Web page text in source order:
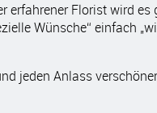
Florist wird
Wünsche“ einfach
jeden Anlass